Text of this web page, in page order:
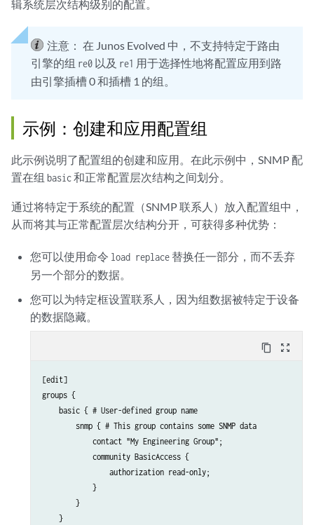
辑系统层次结构级别的配置。
注意： 在 Junos Evolved 中，不支持特定于路由
引擎的组 re0 以及 re1 用于选择性地将配置应用到路
由引擎插槽 0 和插槽 1 的组。
示例：创建和应用配置组
此示例说明了配置组的创建和应用。在此示例中，SNMP 配
置在组 basic和正常配置层次结构之间划分。
通过将特定于系统的配置（SNMP 联系人）放入配置组中，
从而将其与正常配置层次结构分开，可获得多种优势：
您可以使用命令 load replace 替换任一部分，而不丢弃
另一个部分的数据。
您可以为特定框设置联系人，因为组数据被特定于设备
的数据隐藏。
content_copy zoom_out_map
[edit]
groups {
    basic { # User-defined group name
        snmp { # This group contains some SNMP data
            contact "My Engineering Group";
            community BasicAccess {
                authorization read-only;
            }
        }
    }